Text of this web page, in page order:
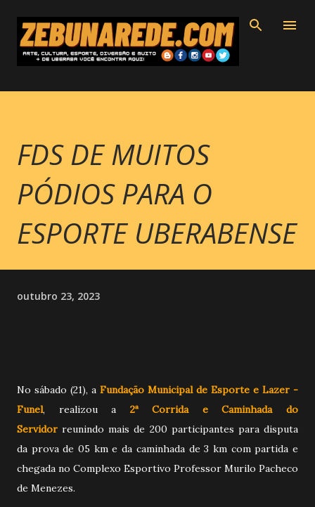
Pular para o conteúdo principal
FDS DE MUITOS
PÓDIOS PARA O
ESPORTE UBERABENSE
outubro 23, 2023
No sábado (21), a Fundação Municipal de Esporte e Lazer -
Funel, realizou a 2ª Corrida e Caminhada do
Servidor reunindo mais de 200 participantes para disputa
da prova de 05 km e da caminhada de 3 km com partida e
chegada no Complexo Esportivo Professor Murilo Pacheco
de Menezes.